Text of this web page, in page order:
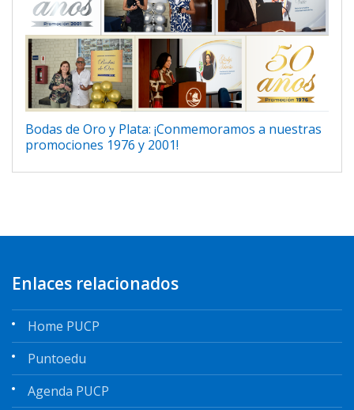
Bodas de Oro y Plata: ¡Conmemoramos a nuestras
promociones 1976 y 2001!
Enlaces relacionados
Home PUCP
Puntoedu
Agenda PUCP